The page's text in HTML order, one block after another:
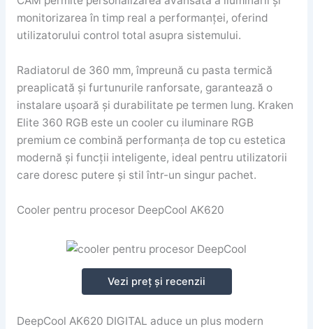
monitorizarea în timp real a performanței, oferind
utilizatorului control total asupra sistemului.
Radiatorul de 360 mm, împreună cu pasta termică
preaplicată și furtunurile ranforsate, garantează o
instalare ușoară și durabilitate pe termen lung. Kraken
Elite 360 RGB este un cooler cu iluminare RGB
premium ce combină performanța de top cu estetica
modernă și funcții inteligente, ideal pentru utilizatorii
care doresc putere și stil într-un singur pachet.
Cooler pentru procesor DeepCool AK620
Vezi preț și recenzii
DeepCool AK620 DIGITAL aduce un plus modern